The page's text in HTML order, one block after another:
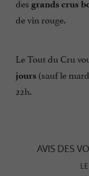
des grands crus
de vin rouge.
Le Tout du Cru
jours (sauf le
22h.
AVIS DES